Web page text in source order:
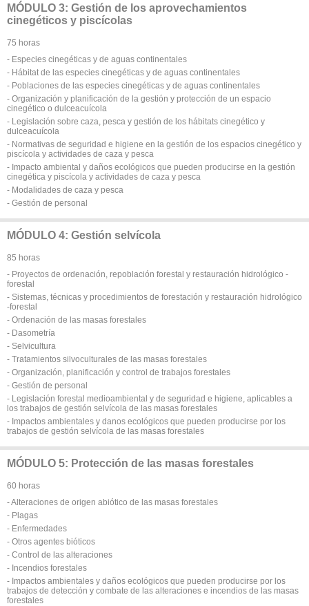
MÓDULO 3: Gestión de los aprovechamientos
cinegéticos y piscícolas
75 horas
- Especies cinegéticas y de aguas continentales
- Hábitat de las especies cinegéticas y de aguas continentales
- Poblaciones de las especies cinegéticas y de aguas continentales
- Organización y planificación de la gestión y protección de un espacio
cinegético o dulceacuícola
- Legislación sobre caza, pesca y gestión de los hábitats cinegético y
dulceacuícola
- Normativas de seguridad e higiene en la gestión de los espacios cinegético y
piscícola y actividades de caza y pesca
- Impacto ambiental y daños ecológicos que pueden producirse en la gestión
cinegética y piscícola y actividades de caza y pesca
- Modalidades de caza y pesca
- Gestión de personal
MÓDULO 4: Gestión selvícola
85 horas
- Proyectos de ordenación, repoblación forestal y restauración hidrológico -
forestal
- Sistemas, técnicas y procedimientos de forestación y restauración hidrológico
-forestal
- Ordenación de las masas forestales
- Dasometría
- Selvicultura
- Tratamientos silvoculturales de las masas forestales
- Organización, planificación y control de trabajos forestales
- Gestión de personal
- Legislación forestal medioambiental y de seguridad e higiene, aplicables a
los trabajos de gestión selvícola de las masas forestales
- Impactos ambientales y danos ecológicos que pueden producirse por los
trabajos de gestión selvícola de las masas forestales
MÓDULO 5: Protección de las masas forestales
60 horas
- Alteraciones de origen abiótico de las masas forestales
- Plagas
- Enfermedades
- Otros agentes bióticos
- Control de las alteraciones
- Incendios forestales
- Impactos ambientales y daños ecológicos que pueden producirse por los
trabajos de detección y combate de las alteraciones e incendios de las masas
forestales